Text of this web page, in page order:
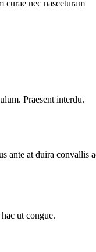
curae nec nasceturam
Praesent interdu.
ante at duira convallis
ut congue.